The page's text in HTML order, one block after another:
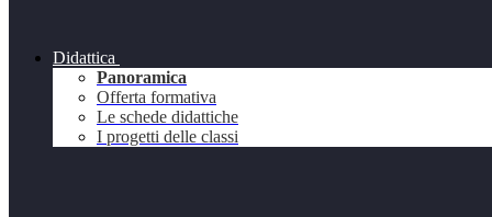
Didattica
Panoramica
Offerta formativa
Le schede didattiche
I progetti delle classi